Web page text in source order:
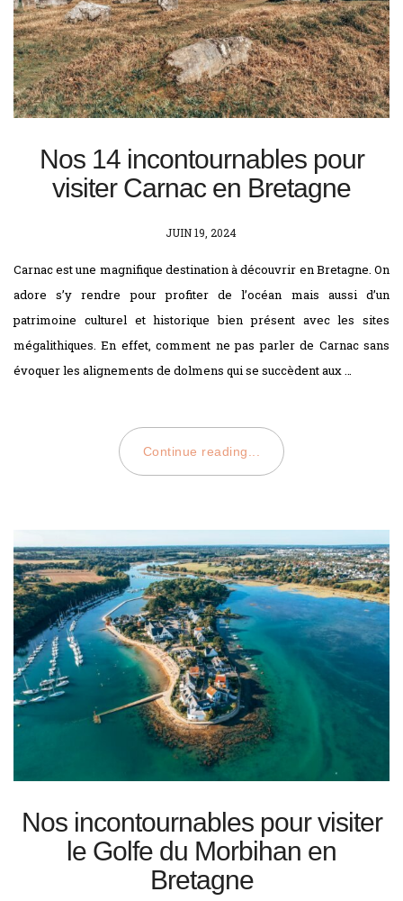
Nos 14 incontournables pour
visiter Carnac en Bretagne
POSTED
JUIN 19, 2024
Carnac est une magnifique destination à découvrir en Bretagne. On
adore s’y rendre pour profiter de l’océan mais aussi d’un
patrimoine culturel et historique bien présent avec les sites
mégalithiques. En effet, comment ne pas parler de Carnac sans
évoquer les alignements de dolmens qui se succèdent aux …
Continue reading...
Nos incontournables pour visiter
le Golfe du Morbihan en
Bretagne